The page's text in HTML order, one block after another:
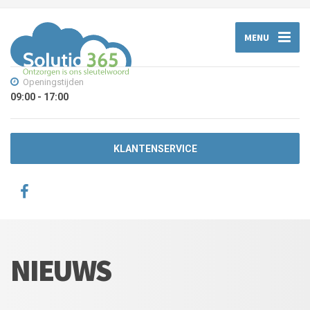
MENU
Openingstijden
09:00 - 17:00
KLANTENSERVICE
NIEUWS